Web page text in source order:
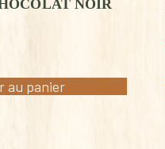
NOIR
au panier